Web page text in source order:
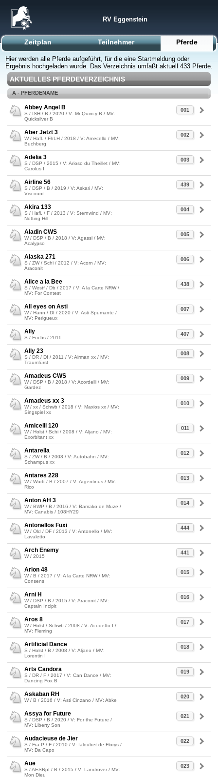
RV Eggenstein
Zeitplan Teilnehmer Pferde
Hier werden alle Pferde aufgeführt, für die eine Startmeldung oder
Ergebnis hochgeladen wurde. Das Verzeichnis umfaßt aktuell 433 Pferde.
AKTUELLES PFERDEVERZEICHNIS
A - PFERDENAME
001
Abbey Angel B
S / ISH / B / 2020 / V: Mr Quincy B / MV:
Quicksilver B
002
Aber Jetzt 3
W / Hafl. / FhLH / 2018 / V: Amecello / MV:
Buchberg
003
Adelia 3
S / DSP / 2015 / V: Arioso du Theillet / MV:
Carolus I
439
Airline 56
S / DSP / B / 2019 / V: Askari / MV:
Viscount
004
Akira 133
S / Hafl. / F / 2013 / V: Sternwind / MV:
Notting Hill
005
Aladin CWS
W / DSP / B / 2018 / V: Agassi / MV:
Acalypso
006
Alaska 271
S / ZW / Schi / 2012 / V: Acorn / MV:
Araconit
438
Alice a la Bee
S / Westf / Db / 2017 / V: A la Carte NRW /
MV: For Contest
007
All eyes on Asti
W / Hann / Df / 2020 / V: Asti Spumante /
MV: Perigueux
407
Ally
S / Fuchs / 2011
008
Ally 23
S / DR / Df / 2011 / V: Airman xx / MV:
Traumfürst
009
Amadeus CWS
W / DSP / B / 2018 / V: Acordelli / MV:
Gardez
010
Amadeus xx 3
W / xx / Schwb / 2018 / V: Maxios xx / MV:
Singspiel xx
011
Amicelli 120
W / Holst / Schi / 2008 / V: Aljano / MV:
Exorbitant xx
012
Antarella
S / ZW / B / 2008 / V: Autobahn / MV:
Schampus xx
013
Antares 228
W / Württ / B / 2007 / V: Argentinus / MV:
Rico
014
Anton AH 3
W / BWP / B / 2016 / V: Bamako de Muze /
MV: Canabis / 108HY29
444
Antonellos Fuxi
W / Old / DF / 2013 / V: Antonello / MV:
Lavaletto
441
Arch Enemy
W / 2015
015
Arion 48
W / B / 2017 / V: A la Carte NRW / MV:
Consens
016
Arni H
W / DSP / B / 2015 / V: Araconit / MV:
Captain Incipit
017
Aros 8
W / Holst / Schwb / 2008 / V: Acodetto I /
MV: Fleming
018
Artificial Dance
S / Holst / B / 2008 / V: Aljano / MV:
Lorentin I
019
Arts Candora
S / DR / F / 2017 / V: Can Dance / MV:
Dancing Fox B
020
Askaban RH
W / B / 2016 / V: Asti Cinzano / MV: Abke
021
Assya for Future
S / DSP / B / 2020 / V: For the Future /
MV: Liberty Son
022
Audacieuse de Jier
S / Fra.P / F / 2010 / V: Ialoubet de Florys /
MV: Da Capo
023
Aue
S / AESRpf / B / 2015 / V: Landrover / MV:
Mon Dieu